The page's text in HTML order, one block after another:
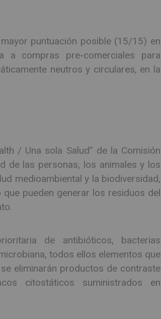
puntuación posible (15/15) en
a compras pre-comerciales para
neutros y circulares, en la
/ Una sola Salud” de la Comisión
de las personas, los animales y los
medioambiental y la biodiversidad,
pueden generar los residuos del
de antibióticos, bacterias
todos ellos elementos que
eliminarán productos de contraste
citostáticos suministrados en